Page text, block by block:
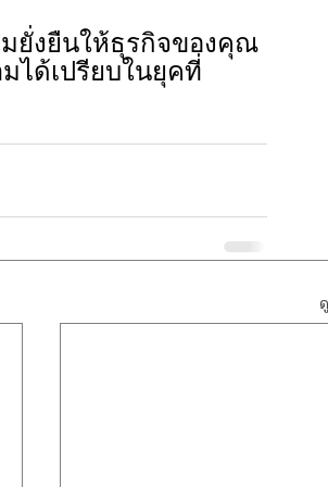
ยั่งยืนให้ธุรกิจของคุณ
ได้เปรียบในยุคที่